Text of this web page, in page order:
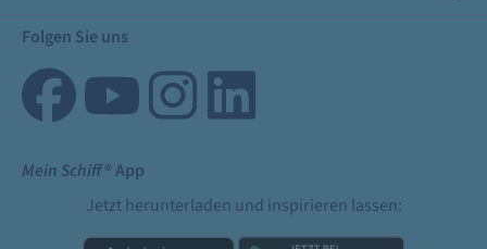
Folgen Sie uns
Mein Schiff® App
Jetzt herunterladen und inspirieren lassen: